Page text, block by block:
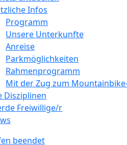
Infos
Programm
Unsere Unterkunfte
Anreise
Parkmöglichkeiten
Rahmenprogramm
Mit der Zug zum
Disziplinen
Freiwillige/r
beendet